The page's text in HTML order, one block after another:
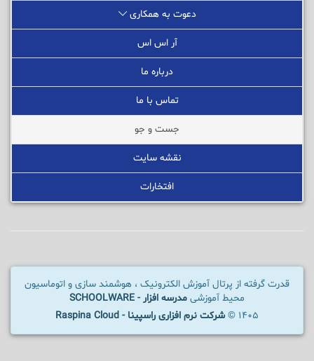
دعوت به همکاری
آر اس اس
درباره ما
تماس با ما
جست و جو
نقشه سایت
افتخارات
قدرت گرفته از پرتال آموزش الکترونیک ، هوشمند سازی و اتوماسیون
محیط آموزشی مدرسه افزار - SCHOOLWARE
1405 ©
شرکت نرم افزاری راسپینا - Raspina Cloud